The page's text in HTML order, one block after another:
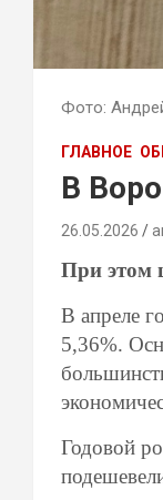
Фото:
ГЛАВНОЕ
В
26.05.2026
При этом
В апреле
5,36%.
Годовой